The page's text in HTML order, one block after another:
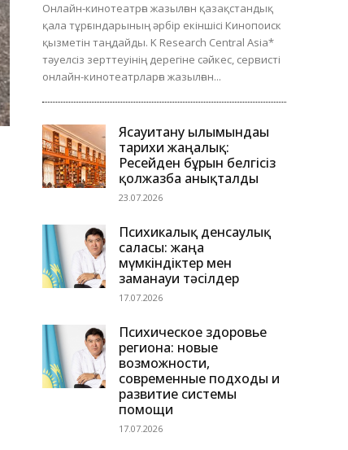
Онлайн-кинотеатрға жазылған қазақстандық
қала тұрғындарының әрбір екіншісі Кинопоиск
қызметін таңдайды. K Research Central Asia*
тәуелсіз зерттеуінің дерегіне сәйкес, сервисті
онлайн-кинотеатрларға жазылған...
Ясауитану ғылымындағы
тарихи жаңалық:
Ресейден бұрын белгісіз
қолжазба анықталды
23.07.2026
Психикалық денсаулық
саласы: жаңа
мүмкіндіктер мен
заманауи тәсілдер
17.07.2026
Психическое здоровье
региона: новые
возможности,
современные подходы и
развитие системы
помощи
17.07.2026